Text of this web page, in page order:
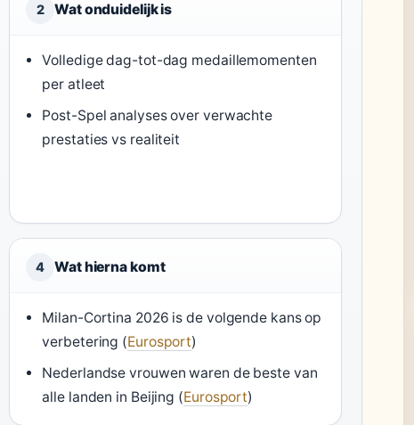
2 Wat onduidelijk is
Volledige dag-tot-dag medaillemomenten
per atleet
Post-Spel analyses over verwachte
prestaties vs realiteit
4 Wat hierna komt
Milan-Cortina 2026 is de volgende kans op
verbetering (Eurosport)
Nederlandse vrouwen waren de beste van
alle landen in Beijing (Eurosport)